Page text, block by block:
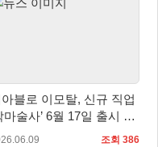
블로 이모탈, 신규 직업
마술사’ 6월 17일 출시 및
네마틱 트레일러 공개조회 386